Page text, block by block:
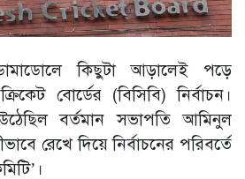
কিছুটা আড়ালেই পড়ে
বোর্ডের (বিসিবি) নির্বাচন।
বর্তমান সভাপতি আমিনুল
রেখে দিয়ে নির্বাচনের পরিবর্তে